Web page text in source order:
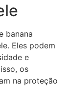
banana
Eles podem
e
os
na proteção